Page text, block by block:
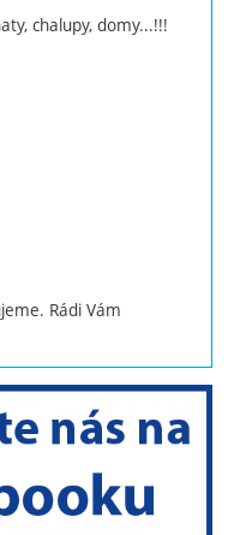
chalupy, domy...!!!
Rádi Vám